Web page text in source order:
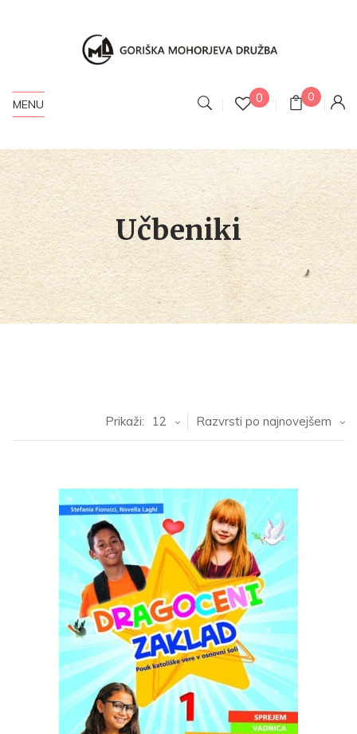
MENU 0 0
Učbeniki
Razvrsti po najnovejšem
Prikaži: 12